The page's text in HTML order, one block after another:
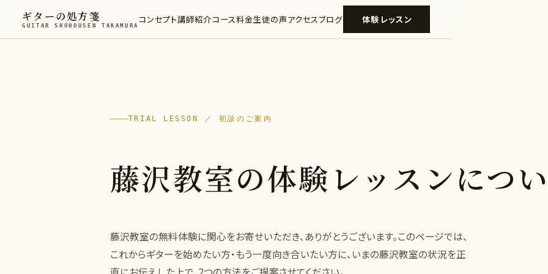
ギターの処方箋
GUITAR SHOHOUSEN TAKAMURA
コンセプト講師紹介コース料金生徒の声アクセスブログ 体験レッスン
TRIAL LESSON ／ 初診のご案内
藤沢教室の体験レッスンにつ
藤沢教室の無料体験に関心をお寄せいただき、ありがとうございます。このページでは、
これからギターを始めたい方・もう一度向き合いたい方に、いまの藤沢教室の状況を正